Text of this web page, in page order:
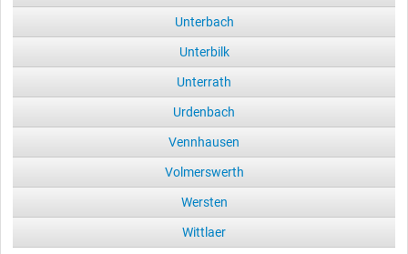
Unterbach
Unterbilk
Unterrath
Urdenbach
Vennhausen
Volmerswerth
Wersten
Wittlaer